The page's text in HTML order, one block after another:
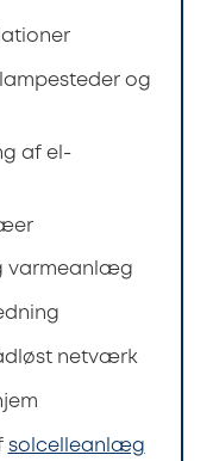
og
af el-
varmeanlæg
netværk
solcelleanlæg